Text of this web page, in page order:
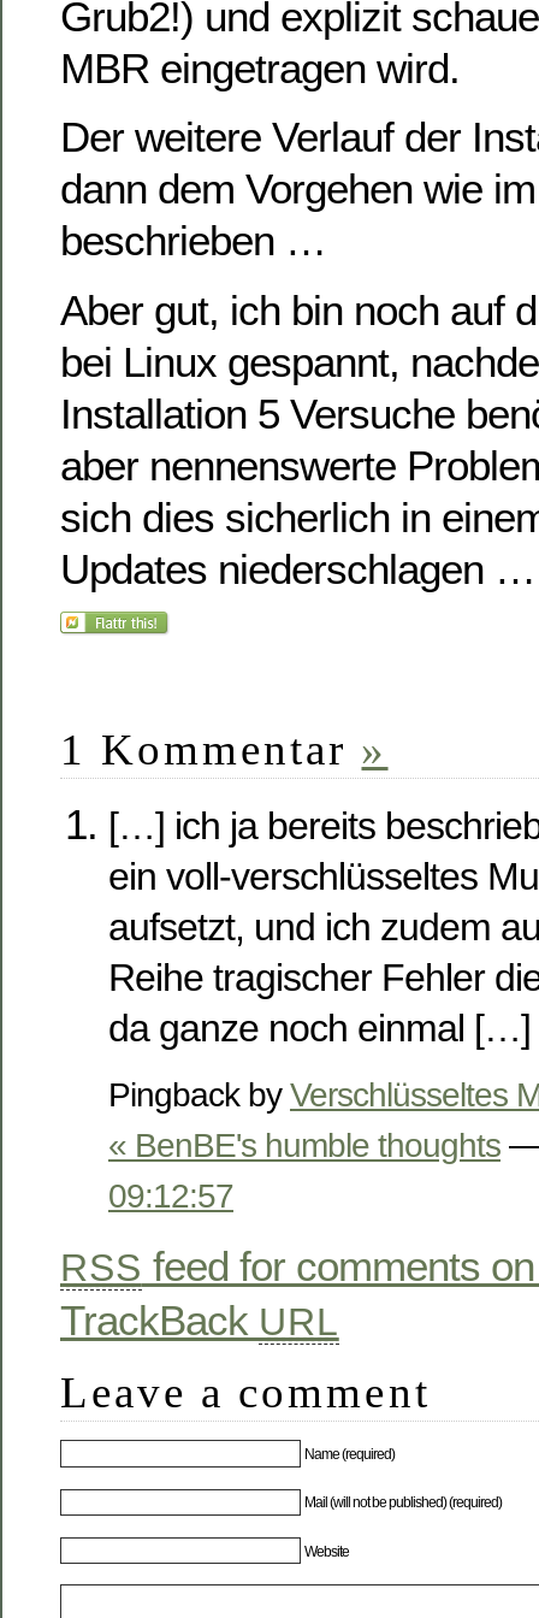
Grub2!) und explizit
MBR eingetragen wird.
Der weitere Verlauf der
dann dem Vorgehen wie
beschrieben …
Aber gut, ich bin noch auf
bei Linux gespannt,
Installation 5 Versuche
aber nennenswerte
sich dies sicherlich in
Updates niederschlagen …
1 Kommentar »
[…] ich ja bereits
ein voll-verschlüsseltes
aufsetzt, und ich zudem
Reihe tragischer Fehler
da ganze noch einmal […]
Pingback byVerschlüsseltes
« BenBE's humble thoughts —
09:12:57
RSS feed for comments
TrackBack URL
Leave a comment
Name (required)
Mail (will not be published) (required)
Website